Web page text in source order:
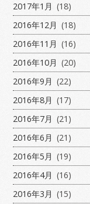
2017年1月 (18)
2016年12月 (18)
2016年11月 (16)
2016年10月 (20)
2016年9月 (22)
2016年8月 (17)
2016年7月 (21)
2016年6月 (21)
2016年5月 (19)
2016年4月 (16)
2016年3月 (15)